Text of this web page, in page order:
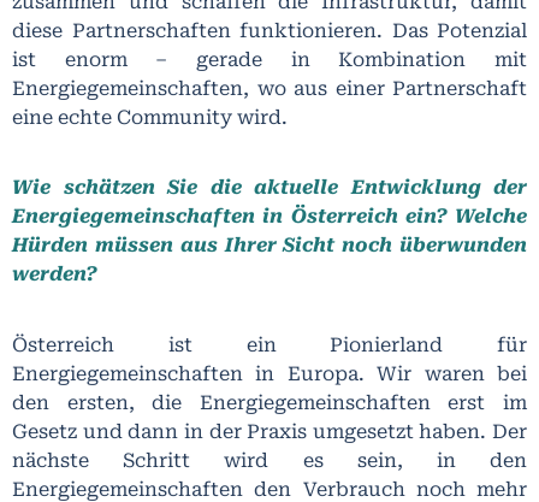
diese Partnerschaften funktionieren. Das Potenzial
ist enorm – gerade in Kombination mit
Energiegemeinschaften, wo aus einer Partnerschaft
eine echte Community wird.
Wie schätzen Sie die aktuelle Entwicklung der
Energiegemeinschaften in Österreich ein? Welche
Hürden müssen aus Ihrer Sicht noch überwunden
werden?
Österreich ist ein Pionierland für
Energiegemeinschaften in Europa. Wir waren bei
den ersten, die Energiegemeinschaften erst im
Gesetz und dann in der Praxis umgesetzt haben. Der
nächste Schritt wird es sein, in den
Energiegemeinschaften den Verbrauch noch mehr